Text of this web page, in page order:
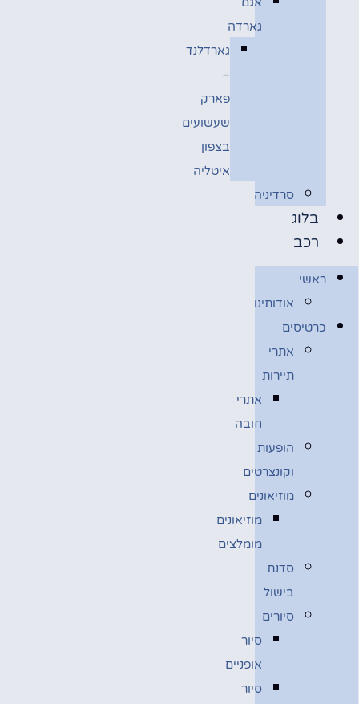
גארדה
גארדלנד
–
פארק
שעשועים
בצפון
איטליה
סרדיניה
בלוג
רכב
ראשי
אודותינו
כרטיסים
אתרי
תיירות
אתרי
חובה
הופעות
וקונצרטים
מוזיאונים
מוזיאונים
מומלצים
סדנת
בישול
סיורים
סיור
אופניים
סיור